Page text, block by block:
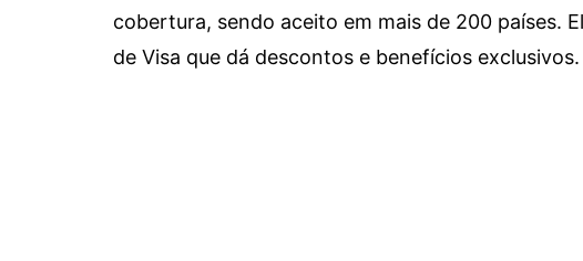
cobertura, sendo aceito em mais de 200 países.
de Visa que dá descontos e benefícios exclusivos.